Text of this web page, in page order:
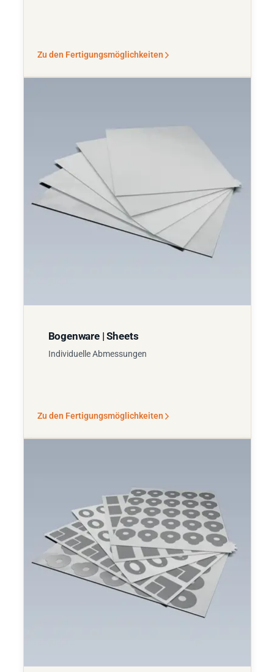
Zu den Fertigungsmöglichkeiten
Bogenware | Sheets
Individuelle Abmessungen
Zu den Fertigungsmöglichkeiten